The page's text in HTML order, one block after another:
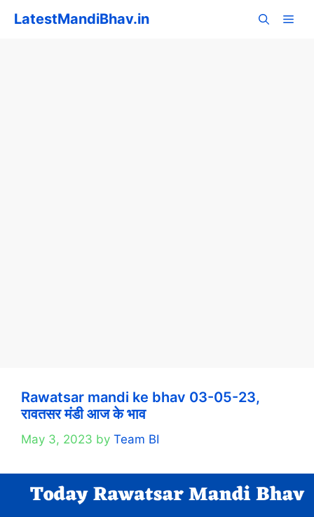
LatestMandiBhav.in
Rawatsar mandi ke bhav 03-05-23,
रावतसर मंडी आज के भाव
May 3, 2023 by Team BI